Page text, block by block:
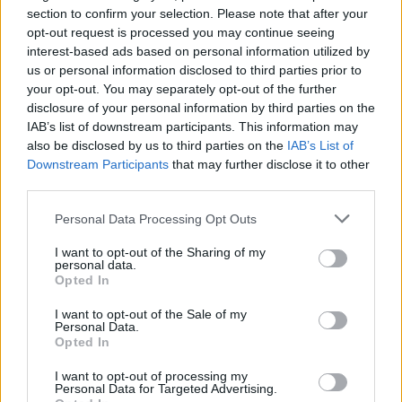
section to confirm your selection. Please note that after your
opt-out request is processed you may continue seeing
interest-based ads based on personal information utilized by
us or personal information disclosed to third parties prior to
your opt-out. You may separately opt-out of the further
disclosure of your personal information by third parties on the
IAB’s list of downstream participants. This information may
also be disclosed by us to third parties on the IAB’s List of
Downstream Participants that may further disclose it to other
Please note that this website/app uses one or more Google
not limited to your visit or usage behaviour. You may click to
grant or deny consent to Google and its third-party tags to
use your data for below specified purposes in below Google
consent section.
Personal Data Processing Opt Outs
I want to opt-out of the Sharing of my
personal data.
Opted In
I want to opt-out of the Sale of my
Personal Data.
Opted In
I want to opt-out of processing my
Personal Data for Targeted Advertising.
Illustration. Neue CAF-Straßenbahnen, die 2021 in Betrieb
genommen werden. Quelle:Facebook/BKK
Hegyi fügte hinzu, dass die Keleti definitiv bis zum Ende des
Sonntags wieder öffnen wird, aber bis dahin bleibt sie
geschlossen. MÁV-Mitarbeiter stehen an den Eingängen der
Bahnhöfe bereit, um die Fahrgäste zu unterstützen und zu
informieren.
Renovierungsarbeiten, die fast 4,4 Milliarden HUF (11,3
Millionen Euro) kosten, geschlossen worden. Während der
Vollsperrung wurden die Fahrgäste auf den Linien nach
Bahnhöfe in Budapest umgeleitet. Auch wenn der Bahnhof
heute wieder geöffnet wird, werden die Folgearbeiten bis
zum Fahrplanwechsel im Dezember andauern. Erst dann
aufgehoben, so dass die Züge mit den geplanten
Geschwindigkeiten von 40, 60 oder 80 km/h auf dem Netz